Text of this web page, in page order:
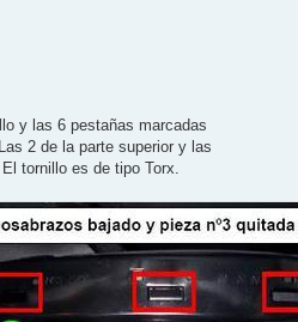
y las 6 pestañas marcadas
2 de la parte superior y las
tornillo es de tipo Torx.